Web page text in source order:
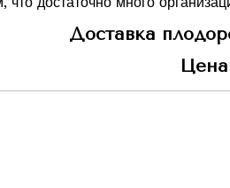
Доставка
Цена